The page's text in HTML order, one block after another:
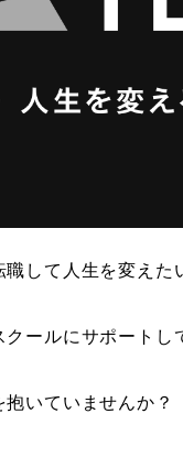
職して人生を変えた
クールにサポート
いていませんか？